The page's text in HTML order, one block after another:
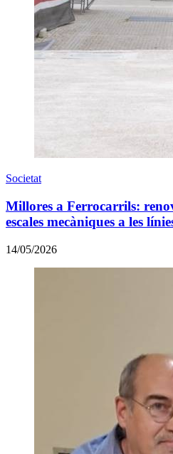
Societat
Millores a Ferrocarrils:
escales mecàniques a les
14/05/2026